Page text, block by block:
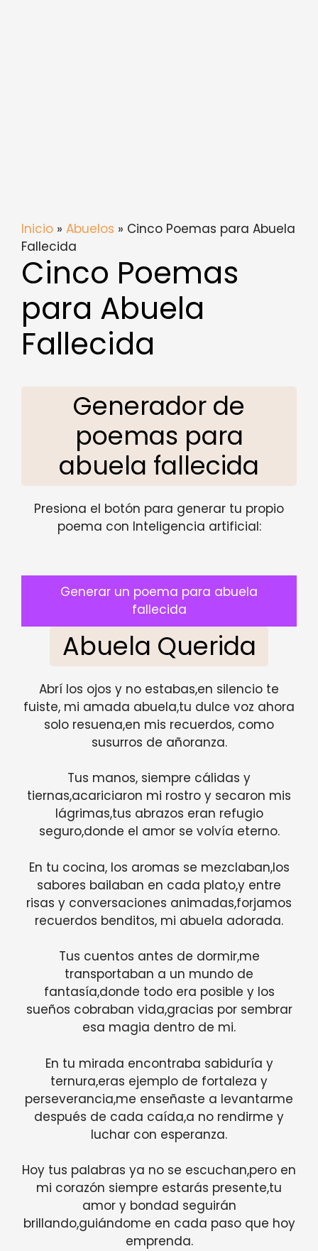
Inicio » Abuelos » Cinco Poemas para Abuela
Fallecida
Cinco Poemas
para Abuela
Fallecida
Generador de
poemas para
abuela fallecida
Presiona el botón para generar tu propio
poema con Inteligencia artificial:
Generar un poema para abuela
fallecida
Abuela Querida
Abrí los ojos y no estabas,en silencio te
fuiste, mi amada abuela,tu dulce voz ahora
solo resuena,en mis recuerdos, como
susurros de añoranza.
Tus manos, siempre cálidas y
tiernas,acariciaron mi rostro y secaron mis
lágrimas,tus abrazos eran refugio
seguro,donde el amor se volvía eterno.
En tu cocina, los aromas se mezclaban,los
sabores bailaban en cada plato,y entre
risas y conversaciones animadas,forjamos
recuerdos benditos, mi abuela adorada.
Tus cuentos antes de dormir,me
transportaban a un mundo de
fantasía,donde todo era posible y los
sueños cobraban vida,gracias por sembrar
esa magia dentro de mi.
En tu mirada encontraba sabiduría y
ternura,eras ejemplo de fortaleza y
perseverancia,me enseñaste a levantarme
después de cada caída,a no rendirme y
luchar con esperanza.
Hoy tus palabras ya no se escuchan,pero en
mi corazón siempre estarás presente,tu
amor y bondad seguirán
brillando,guiándome en cada paso que hoy
emprenda.